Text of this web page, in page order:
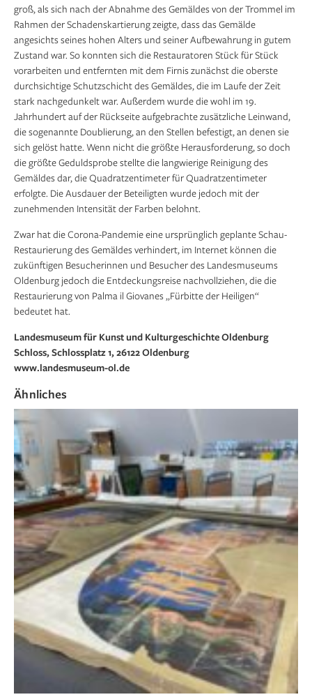
groß, als sich nach der Abnahme des Gemäldes von der Trommel im
Rahmen der Schadenskartierung zeigte, dass das Gemälde
angesichts seines hohen Alters und seiner Aufbewahrung in gutem
Zustand war. So konnten sich die Restauratoren Stück für Stück
vorarbeiten und entfernten mit dem Firnis zunächst die oberste
durchsichtige Schutzschicht des Gemäldes, die im Laufe der Zeit
stark nachgedunkelt war. Außerdem wurde die wohl im 19.
Jahrhundert auf der Rückseite aufgebrachte zusätzliche Leinwand,
die sogenannte Doublierung, an den Stellen befestigt, an denen sie
sich gelöst hatte. Wenn nicht die größte Herausforderung, so doch
die größte Geduldsprobe stellte die langwierige Reinigung des
Gemäldes dar, die Quadratzentimeter für Quadratzentimeter
erfolgte. Die Ausdauer der Beteiligten wurde jedoch mit der
zunehmenden Intensität der Farben belohnt.
Zwar hat die Corona-Pandemie eine ursprünglich geplante Schau-
Restaurierung des Gemäldes verhindert, im Internet können die
zukünftigen Besucherinnen und Besucher des Landesmuseums
Oldenburg jedoch die Entdeckungsreise nachvollziehen, die die
Restaurierung von Palma il Giovanes „Fürbitte der Heiligen“
bedeutet hat.
Landesmuseum für Kunst und Kulturgeschichte Oldenburg
Schloss, Schlossplatz 1, 26122 Oldenburg
www.landesmuseum-ol.de
Ähnliches